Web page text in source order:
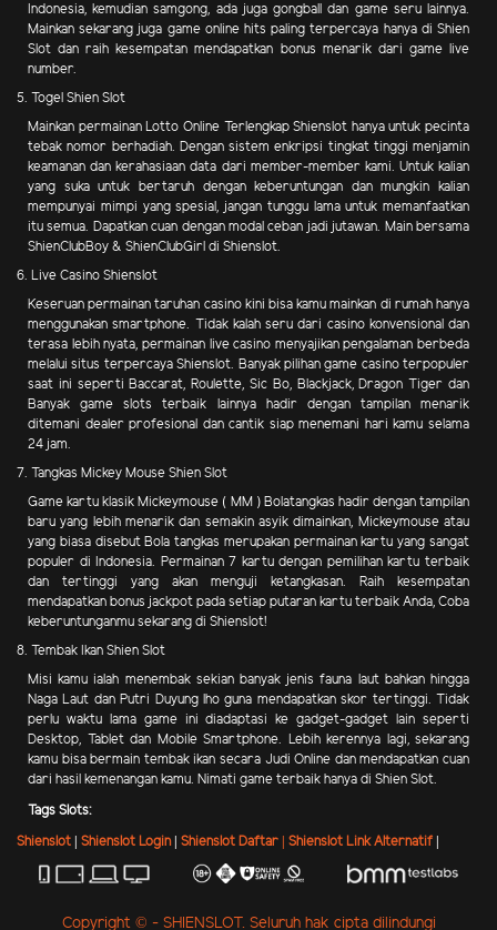
Indonesia, kemudian samgong, ada juga gongball dan game seru lainnya.
Mainkan sekarang juga game online hits paling terpercaya hanya di Shien
Slot dan raih kesempatan mendapatkan bonus menarik dari game live
number.
5. Togel Shien Slot
Mainkan permainan Lotto Online Terlengkap Shienslot hanya untuk pecinta
tebak nomor berhadiah. Dengan sistem enkripsi tingkat tinggi menjamin
keamanan dan kerahasiaan data dari member-member kami. Untuk kalian
yang suka untuk bertaruh dengan keberuntungan dan mungkin kalian
mempunyai mimpi yang spesial, jangan tunggu lama untuk memanfaatkan
itu semua. Dapatkan cuan dengan modal ceban jadi jutawan. Main bersama
ShienClubBoy & ShienClubGirl di Shienslot.
6. Live Casino Shienslot
Keseruan permainan taruhan casino kini bisa kamu mainkan di rumah hanya
menggunakan smartphone. Tidak kalah seru dari casino konvensional dan
terasa lebih nyata, permainan live casino menyajikan pengalaman berbeda
melalui situs terpercaya Shienslot. Banyak pilihan game casino terpopuler
saat ini seperti Baccarat, Roulette, Sic Bo, Blackjack, Dragon Tiger dan
Banyak game slots terbaik lainnya hadir dengan tampilan menarik
ditemani dealer profesional dan cantik siap menemani hari kamu selama
24 jam.
7. Tangkas Mickey Mouse Shien Slot
Game kartu klasik Mickeymouse ( MM ) Bolatangkas hadir dengan tampilan
baru yang lebih menarik dan semakin asyik dimainkan, Mickeymouse atau
yang biasa disebut Bola tangkas merupakan permainan kartu yang sangat
populer di Indonesia. Permainan 7 kartu dengan pemilihan kartu terbaik
dan tertinggi yang akan menguji ketangkasan. Raih kesempatan
mendapatkan bonus jackpot pada setiap putaran kartu terbaik Anda, Coba
keberuntunganmu sekarang di Shienslot!
8. Tembak Ikan Shien Slot
Misi kamu ialah menembak sekian banyak jenis fauna laut bahkan hingga
Naga Laut dan Putri Duyung lho guna mendapatkan skor tertinggi. Tidak
perlu waktu lama game ini diadaptasi ke gadget-gadget lain seperti
Desktop, Tablet dan Mobile Smartphone. Lebih kerennya lagi, sekarang
kamu bisa bermain tembak ikan secara Judi Online dan mendapatkan cuan
dari hasil kemenangan kamu. Nimati game terbaik hanya di Shien Slot.
Tags Slots:
Shienslot Shienslot Login| Shienslot Daftar | Shienslot Link Alternatif
Copyright © - SHIENSLOT. Seluruh hak cipta dilindungi